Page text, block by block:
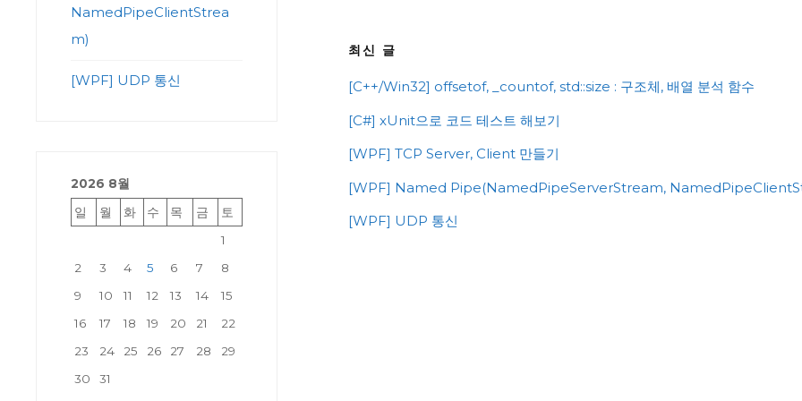
및
용
법"
최신 글
[C++/Win32] offsetof, _countof, std::size : 구조체, 배열 분석 함수
[C#] xUnit으로 코드 테스트 해보기
[WPF] TCP Server, Client 만들기
[WPF] Named Pipe(NamedPipeServerStream,
[WPF] UDP 통신
NamedPipeClientStrea
m)
[WPF] UDP 통신
2026 8월
일 월 화 수 목 금
토
1
2
3 4 5 6 7
8
9
10 11 12 13 14
15
16
17 18 19 20 21
22
23
24 25 26 27 28
29
30
31